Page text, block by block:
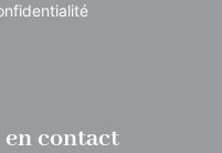
en contact